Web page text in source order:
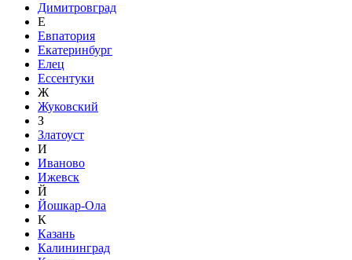
Димитровград
Е
Евпатория
Екатеринбург
Елец
Ессентуки
Ж
Жуковский
З
Златоуст
И
Иваново
Ижевск
Й
Йошкар-Ола
К
Казань
Калининград